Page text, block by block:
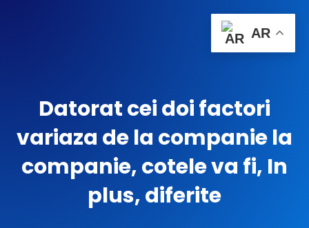
Menu Cart
Datorat cei doi factori
variaza de la companie la
companie, cotele va fi, In
plus, diferite
AR